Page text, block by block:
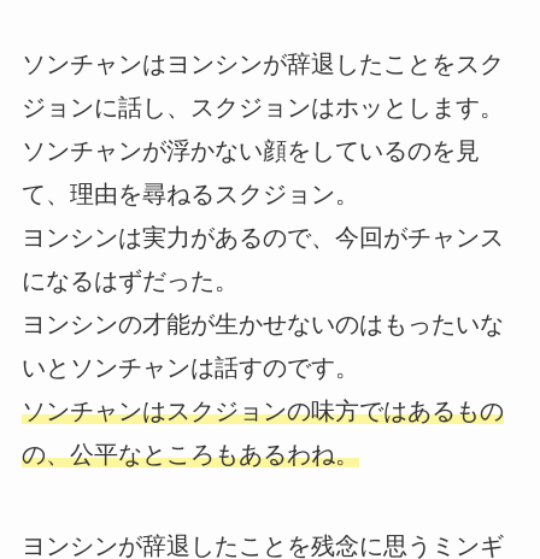
ソンチャンはヨンシンが辞退したことをスク
ジョンに話し、スクジョンはホッとします。
ソンチャンが浮かない顔をしているのを見
て、理由を尋ねるスクジョン。
ヨンシンは実力があるので、今回がチャンス
になるはずだった。
ヨンシンの才能が生かせないのはもったいな
いとソンチャンは話すのです。
ソンチャンはスクジョンの味方ではあるもの
の、公平なところもあるわね。
ヨンシンが辞退したことを残念に思うミンギ